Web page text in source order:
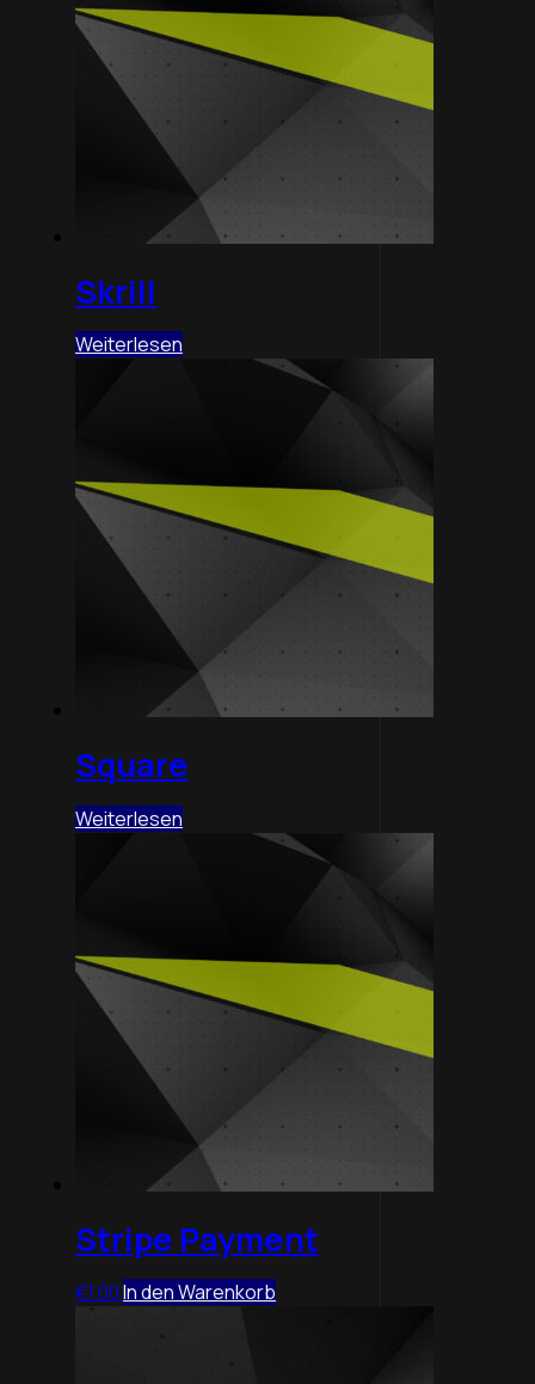
Skrill
Weiterlesen
Square
Weiterlesen
Stripe Payment
€1.00In den Warenkorb